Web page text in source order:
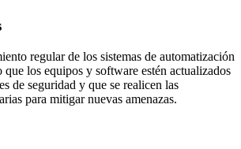
regular de los sistemas de automatización
que los equipos y software estén actualizados
de seguridad y que se realicen las
para mitigar nuevas amenazas.